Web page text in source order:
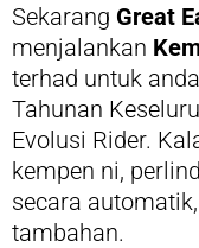
Sekarang Great
menjalankan
terhad untuk
Tahunan
Evolusi Rider.
kempen ni,
secara
tambahan.